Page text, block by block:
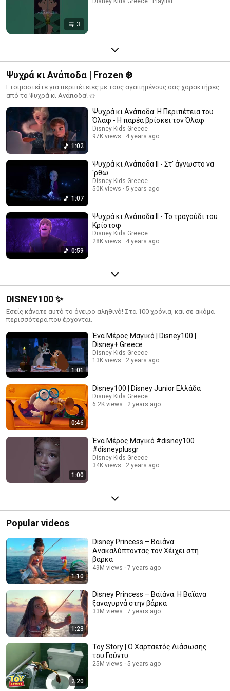
3
Ψυχρά κι Ανάποδα | Frozen ❄️
Ετοιμαστείτε για περιπέτειες με τους αγαπημένους σας χαρακτήρες
από το Ψυχρά κι Ανάποδα! ⛄️
1:02
Ψυχρά κι Aνάποδα: Η Περιπέτεια του
Όλαφ - Η παρέα βρίσκει τον Όλαφ
Disney Kids Greece
97K views
4 years ago
1:07
Ψυχρά κι Ανάποδα ΙΙ - Στ' άγνωστο να
'ρθω
Disney Kids Greece
50K views
5 years ago
0:59
Ψυχρά κι Ανάποδα ΙΙ - Το τραγούδι του
Κρίστοφ
Disney Kids Greece
28K views
4 years ago
DISNEY100 ✨
Εσείς κάνατε αυτό το όνειρο αληθινό! Στα 100 χρόνια, και σε ακόμα
περισσότερα που έρχονται.
1:01
Ένα Μέρος Μαγικό | Disney100 |
Disney+ Greece
Disney Kids Greece
13K views
2 years ago
0:46
Disney100 | Disney Junior Ελλάδα
Disney Kids Greece
6.2K views
2 years ago
1:00
Ένα Μέρος Μαγικό #disney100
#disneyplusgr
Disney Kids Greece
34K views
2 years ago
Popular videos
1:10
Disney Princess – Βαϊάνα:
Ανακαλύπτοντας τον Χέιχει στη
βάρκα
49M views 7 years ago
1:23
Disney Princess – Βαϊάνα: Η Βαϊάνα
ξαναγυρνά στην βάρκα
33M views 7 years ago
2:20
Toy Story | Ο Xαρταετός Διάσωσης
του Γούντυ
25M views 5 years ago